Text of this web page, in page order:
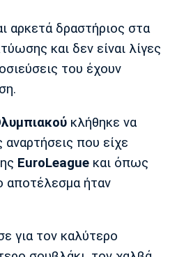
Μαδρίτης
Μαδρίτης
Τσέλσι Άρσεναλ
αρκετά δραστήριος στα
και δεν είναι λίγες
του έχουν
κλήθηκε να
αναρτήσεις που είχε
EuroLeague και όπως
αποτέλεσμα ήταν
για τον καλύτερο